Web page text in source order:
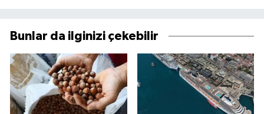
Bunlar da ilginizi çekebilir